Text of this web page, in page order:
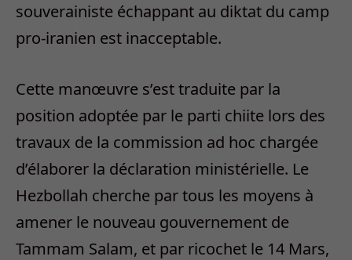
souverainiste échappant au diktat du camp
pro-iranien est inacceptable.
Cette manœuvre s’est traduite par la
position adoptée par le parti chiite lors des
travaux de la commission ad hoc chargée
d’élaborer la déclaration ministérielle. Le
Hezbollah cherche par tous les moyens à
amener le nouveau gouvernement de
Tammam Salam, et par ricochet le 14 Mars,